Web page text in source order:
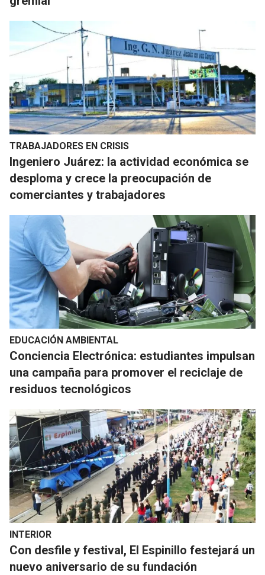
TRABAJADORES EN CRISIS
Ingeniero Juárez: la actividad económica se
desploma y crece la preocupación de
comerciantes y trabajadores
EDUCACIÓN AMBIENTAL
Conciencia Electrónica: estudiantes impulsan
una campaña para promover el reciclaje de
residuos tecnológicos
INTERIOR
Con desfile y festival, El Espinillo festejará un
nuevo aniversario de su fundación